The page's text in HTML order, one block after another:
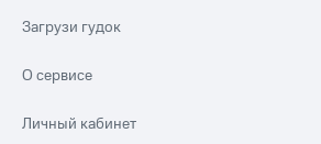
Загрузи гудок
О сервисе
Личный кабинет